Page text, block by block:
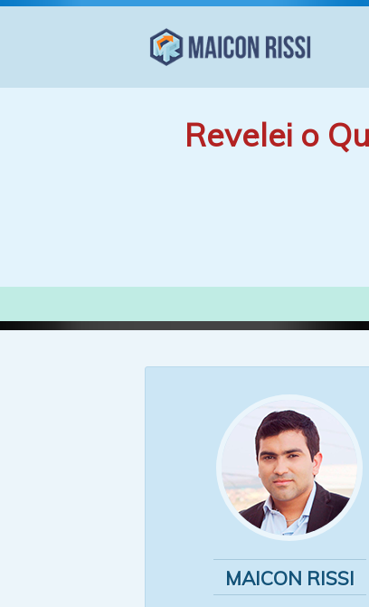
Revelei o
MAICON RISSI